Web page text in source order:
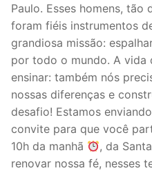
Paulo. Esses homens,
foram fiéis instrumentos
grandiosa missão:
por todo o mundo. A vida
ensinar: também nós
nossas diferenças e
desafio! Estamos
convite para que você
10h da manhã
, da
renovar nossa fé, nesses